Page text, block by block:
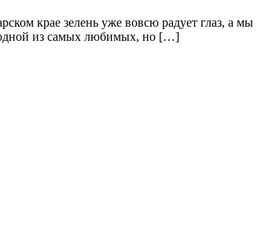
крае зелень уже вовсю радует глаз, а мы
одной из самых любимых, но […]